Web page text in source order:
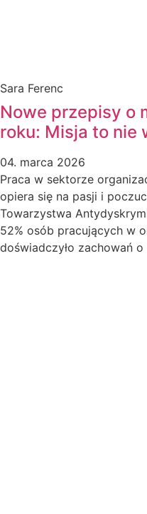
Sara Ferenc
Nowe przepisy o
roku: Misja to nie
04. marca 2026
Praca w sektorze
opiera się na pasji i
Towarzystwa
52% osób pracujących w
doświadczyło zachowań